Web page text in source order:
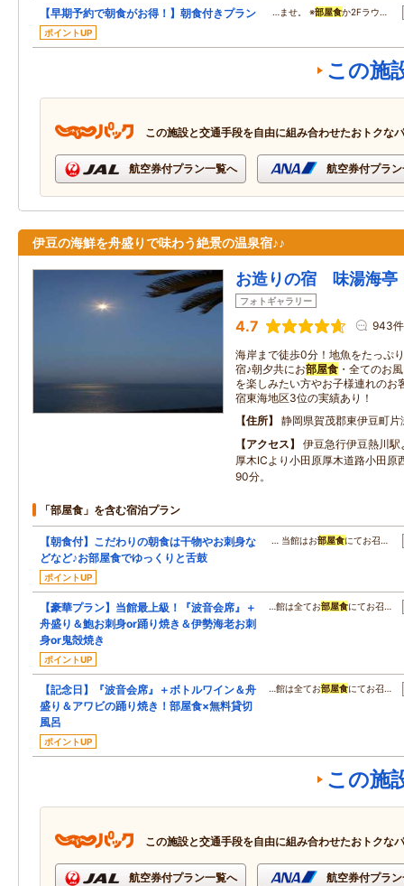
【早期予約で朝食がお得！】朝食付きプラン
ポイントUP
…ませ。 ※部屋食か2Fラウ…
この施
この施設と交通手段を自由に組み合わせたおトクな
航空券付プラン一覧へ 航空券付プラ
伊豆の海鮮を舟盛りで味わう絶景の温泉宿♪♪
お造りの宿 味湯海
フォトギャラリー
4.7 943件
海岸まで徒歩0分！地魚をたっぷ
宿♪朝夕共にお部屋食 ・全てのお
を楽しみたい方やお子様連れのお
宿東海地区3位の実績あり！
住所
静岡県賀茂郡東伊豆町
アクセス
伊豆急行伊豆熱川
厚木ICより小田原厚木道路小田原
90分。
「部屋食」を含む宿泊プラン
【朝食付】こだわりの朝食は干物やお刺身な
どなど♪お部屋食でゆっくりと舌鼓
ポイントUP
… 当館はお部屋食にてお召…
【豪華プラン】当館最上級！『波音会席』＋
舟盛り＆鮑お刺身or踊り焼き＆伊勢海老お刺
身or鬼殻焼き
ポイントUP
…館は全てお部屋食にてお召…
【記念日】『波音会席』＋ボトルワイン＆舟
盛り＆アワビの踊り焼き！部屋食×無料貸切
風呂
ポイントUP
…館は全てお部屋食にてお召…
この施
この施設と交通手段を自由に組み合わせたおトクな
航空券付プラン一覧へ 航空券付プラ